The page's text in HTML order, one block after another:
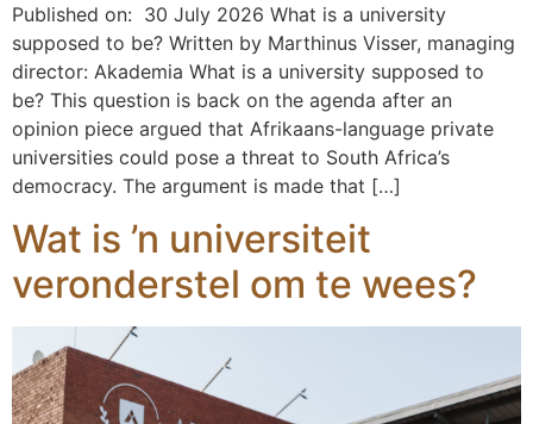
Published on: 30 July 2026 What is a university
supposed to be? Written by Marthinus Visser, managing
director: Akademia What is a university supposed to
be? This question is back on the agenda after an
opinion piece argued that Afrikaans-language private
universities could pose a threat to South Africa’s
democracy. The argument is made that […]
Wat is ’n universiteit
veronderstel om te wees?